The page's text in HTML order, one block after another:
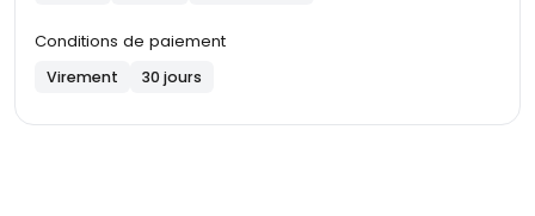
Conditions de paiement
Virement 30 jours